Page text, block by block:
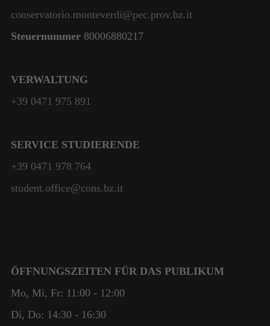
conservatorio.monteverdi@pec.prov.bz.it
Steuernummer 80006880217
VERWALTUNG
+39 0471 975 891
SERVICE STUDIERENDE
+39 0471 978 764
student.office@cons.bz.it
ÖFFNUNGSZEITEN FÜR DAS PUBLIKUM
Mo, Mi, Fr: 11:00 - 12:00
Di, Do: 14:30 - 16:30